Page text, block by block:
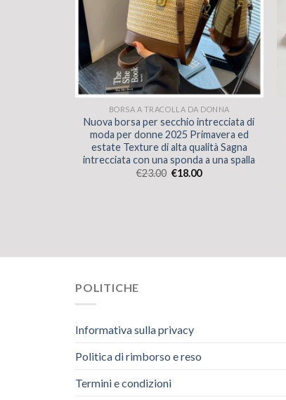
BORSA A TRACOLLA DA DONNA
Nuova borsa per secchio intrecciata di
moda per donne 2025 Primavera ed
estate Texture di alta qualità Sagna
intrecciata con una sponda a una spalla
€23.00 €18.00
POLITICHE
Informativa sulla privacy
Politica di rimborso e reso
Termini e condizioni